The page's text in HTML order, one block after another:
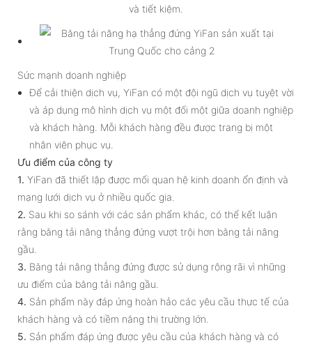
và tiết kiệm.
Sức mạnh doanh nghiệp
Để cải thiện dịch vụ, YiFan có một đội ngũ dịch vụ tuyệt vời
và áp dụng mô hình dịch vụ một đối một giữa doanh nghiệp
và khách hàng. Mỗi khách hàng đều được trang bị một
nhân viên phục vụ.
Ưu điểm của công ty
1. YiFan đã thiết lập được mối quan hệ kinh doanh ổn định và
mạng lưới dịch vụ ở nhiều quốc gia.
2. Sau khi so sánh với các sản phẩm khác, có thể kết luận
rằng băng tải nâng thẳng đứng vượt trội hơn băng tải nâng
gầu.
3. Băng tải nâng thẳng đứng được sử dụng rộng rãi vì những
ưu điểm của băng tải nâng gầu.
4. Sản phẩm này đáp ứng hoàn hảo các yêu cầu thực tế của
khách hàng và có tiềm năng thị trường lớn.
5. Sản phẩm đáp ứng được yêu cầu của khách hàng và có